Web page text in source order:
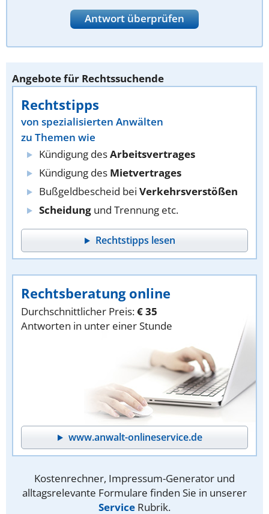
Antwort überprüfen
Angebote für Rechtssuchende
Rechtstipps
von spezialisierten Anwälten
zu Themen wie
Kündigung desArbeitsvertrages
Kündigung des Mietvertrages
Bußgeldbescheid bei Verkehrsverstößen
Scheidung und Trennung etc.
Rechtstipps lesen
Rechtsberatung online
Durchschnittlicher Preis:€ 35
Antworten in unter einer Stunde
www.anwalt-onlineservice.de
Kostenrechner, Impressum-Generator und
alltagsrelevante Formulare finden Sie in unserer
Service Rubrik.